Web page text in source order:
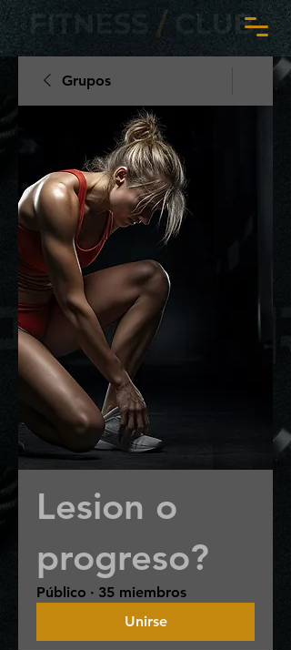
Grupos
Lesion o
progreso?
Público · 35 miembros
Unirse